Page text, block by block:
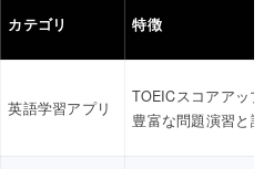
カテゴリ 特徴
英語学習アプリ
TOEICスコアアップ
豊富な問題演習と講